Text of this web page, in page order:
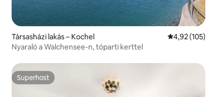
Társasházi lakás – Kochel Átlagos
4,92 (105)
Nyaraló a Walchensee-n, tóparti kerttel
Superhost
Superhost